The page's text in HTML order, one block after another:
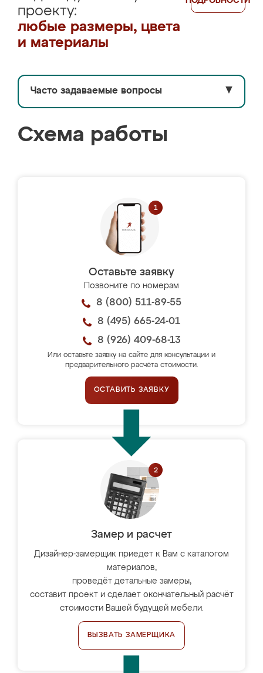
проекту:
любые размеры, цвета
и материалы
Часто задаваемые вопросы ▼
Схема работы
Оставьте заявку
Позвоните по номерам
8 (800) 511-89-55
8 (495) 665-24-01
8 (926) 409-68-13
Или оставьте заявку на сайте для консультации и
предварительного расчёта стоимости.
ОСТАВИТЬ ЗАЯВКУ
Замер и расчет
Дизайнер-замерщик приедет к Вам с каталогом
материалов,
проведёт детальные замеры,
составит проект и сделает окончательный расчёт
стоимости Вашей будущей мебели.
ВЫЗВАТЬ ЗАМЕРЩИКА